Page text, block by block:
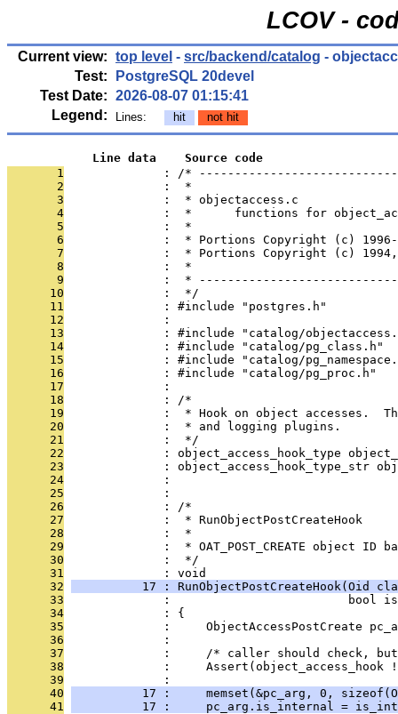
LCOV -
Current view: top level - src/backend/catalog -
Test:
PostgreSQL 20devel
Test Date: 2026-08-07 01:15:41
Legend:
Lines: hit not hit
            Line data    Source code
       1
: /*
       2
              :  *
       3
              :  * objectaccess.c
       4
:  *      functions for
       5
              :  *
       6
:  * Portions Copyright (c)
       7
:  * Portions Copyright (c)
       8
              :  *
       9
:  *
      10
              :  */
      11
              : #include "postgres.h"
      12
              :
      13
: #include "catalog/
      14
              : #include "catalog/pg_class.h"
      15
: #include "catalog/
      16
              : #include "catalog/pg_proc.h"
      17
              :
      18
              : /*
      19
:  * Hook on object accesses.
      20
              :  * and logging plugins.
      21
              :  */
      22
: object_access_hook_type
      23
: object_access_hook_type_str
      24
              :
      25
              :
      26
              : /*
      27
              :  * RunObjectPostCreateHook
      28
              :  *
      29
:  * OAT_POST_CREATE object ID
      30
              :  */
      31
              : void
      32
17 : RunObjectPostCreateHook(Oid
      33
:                         bool
      34
              : {
      35
:     ObjectAccessPostCreate
      36
              :
      37
:     /* caller should check,
      38
:     Assert(object_access_hook
      39
              :
      40
17 :     memset(&pc_arg, 0,
      41
17 :     pc_arg.is_internal =